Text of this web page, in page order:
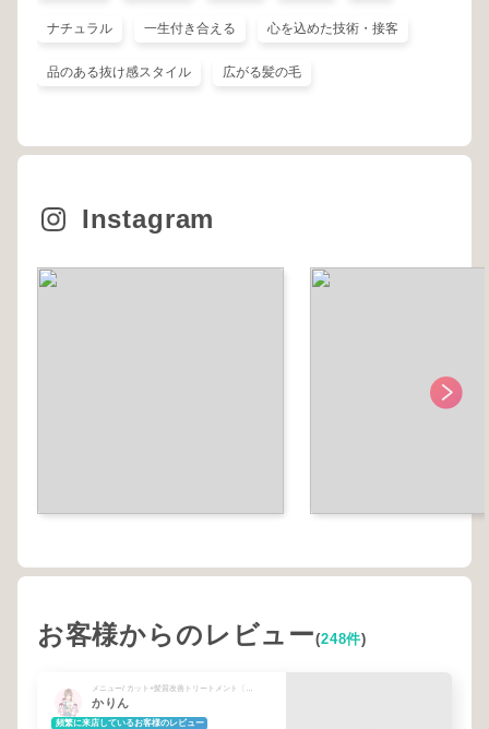
ナチュラル 一生付き合える 心を込めた技術・接客
品のある抜け感スタイル 広がる髪の毛
Instagram
お客様からのレビュー(248件)
かりん
頻繁に来店しているお客様のレビュー